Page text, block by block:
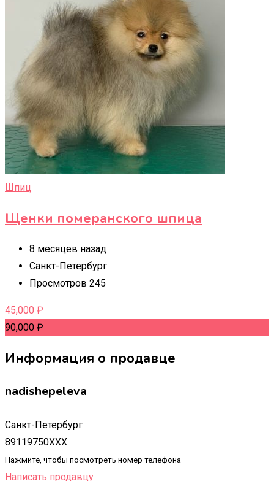
Шпиц
Щенки померанского шпица
8 месяцев назад
Санкт-Петербург
Просмотров 245
45,000 ₽
90,000 ₽
Информация о продавце
nadishepeleva
Санкт-Петербург
89119750XXX
Нажмите, чтобы посмотреть номер телефона
Написать продавцу